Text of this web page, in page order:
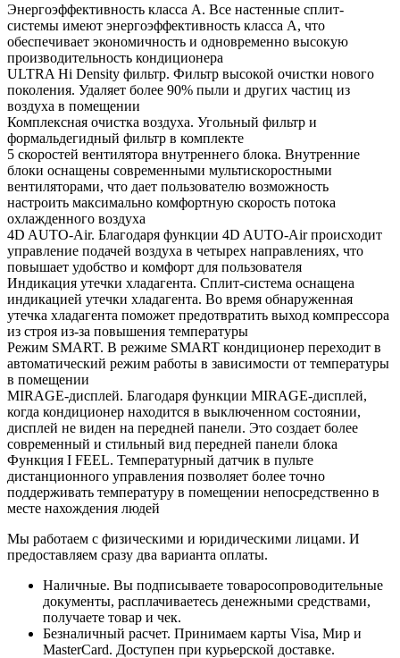
Энергоэффективность класса А. Все настенные сплит-
системы имеют энергоэффективность класса А, что
обеспечивает экономичность и одновременно высокую
производительность кондиционера
ULTRA Hi Density фильтр. Фильтр высокой очистки нового
поколения. Удаляет более 90% пыли и других частиц из
воздуха в помещении
Комплексная очистка воздуха. Угольный фильтр и
формальдегидный фильтр в комплекте
5 скоростей вентилятора внутреннего блока. Внутренние
блоки оснащены современными мультискоростными
вентиляторами, что дает пользователю возможность
настроить максимально комфортную скорость потока
охлажденного воздуха
4D AUTO-Air. Благодаря функции 4D AUTO-Air происходит
управление подачей воздуха в четырех направлениях, что
повышает удобство и комфорт для пользователя
Индикация утечки хладагента. Сплит-система оснащена
индикацией утечки хладагента. Во время обнаруженная
утечка хладагента поможет предотвратить выход компрессора
из строя из-за повышения температуры
Режим SMART. В режиме SMART кондиционер переходит в
автоматический режим работы в зависимости от температуры
в помещении
MIRAGE-дисплей. Благодаря функции MIRAGE-дисплей,
когда кондиционер находится в выключенном состоянии,
дисплей не виден на передней панели. Это создает более
современный и стильный вид передней панели блока
Функция I FEEL. Температурный датчик в пульте
дистанционного управления позволяет более точно
поддерживать температуру в помещении непосредственно в
месте нахождения людей
Мы работаем с физическими и юридическими лицами. И
предоставляем сразу два варианта оплаты.
Наличные. Вы подписываете товаросопроводительные
документы, расплачиваетесь денежными средствами,
получаете товар и чек.
Безналичный расчет. Принимаем карты Visa, Мир и
MasterCard. Доступен при курьерской доставке.